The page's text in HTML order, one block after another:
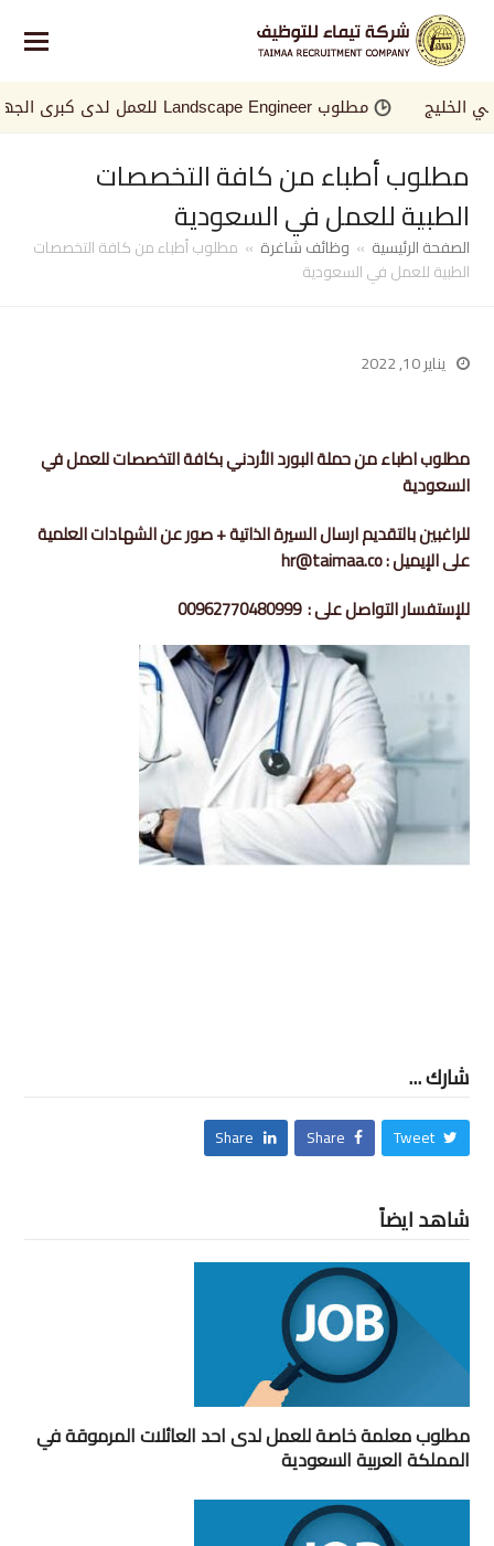
مطلوب Landscape Engineer للعمل لدى كبرى الجهات في الخليج
مطلوب أطباء من كافة التخصصات
الطبية للعمل في السعودية
الصفحة الرئيسية » وظائف شاغرة » مطلوب أطباء من كافة التخصصات
الطبية للعمل في السعودية
يناير 10, 2022
مطلوب اطباء من حملة البورد الأردني بكافة التخصصات للعمل في
السعودية
للراغبين بالتقديم ارسال السيرة الذاتية + صور عن الشهادات العلمية
على الإيميل :hr@taimaa.co
للإستفسار التواصل على :00962770480999
شارك ...
Tweet
Share
Share
شاهد ايضاً
مطلوب معلمة خاصة للعمل لدى احد العائلات المرموقة في
المملكة العربية السعودية